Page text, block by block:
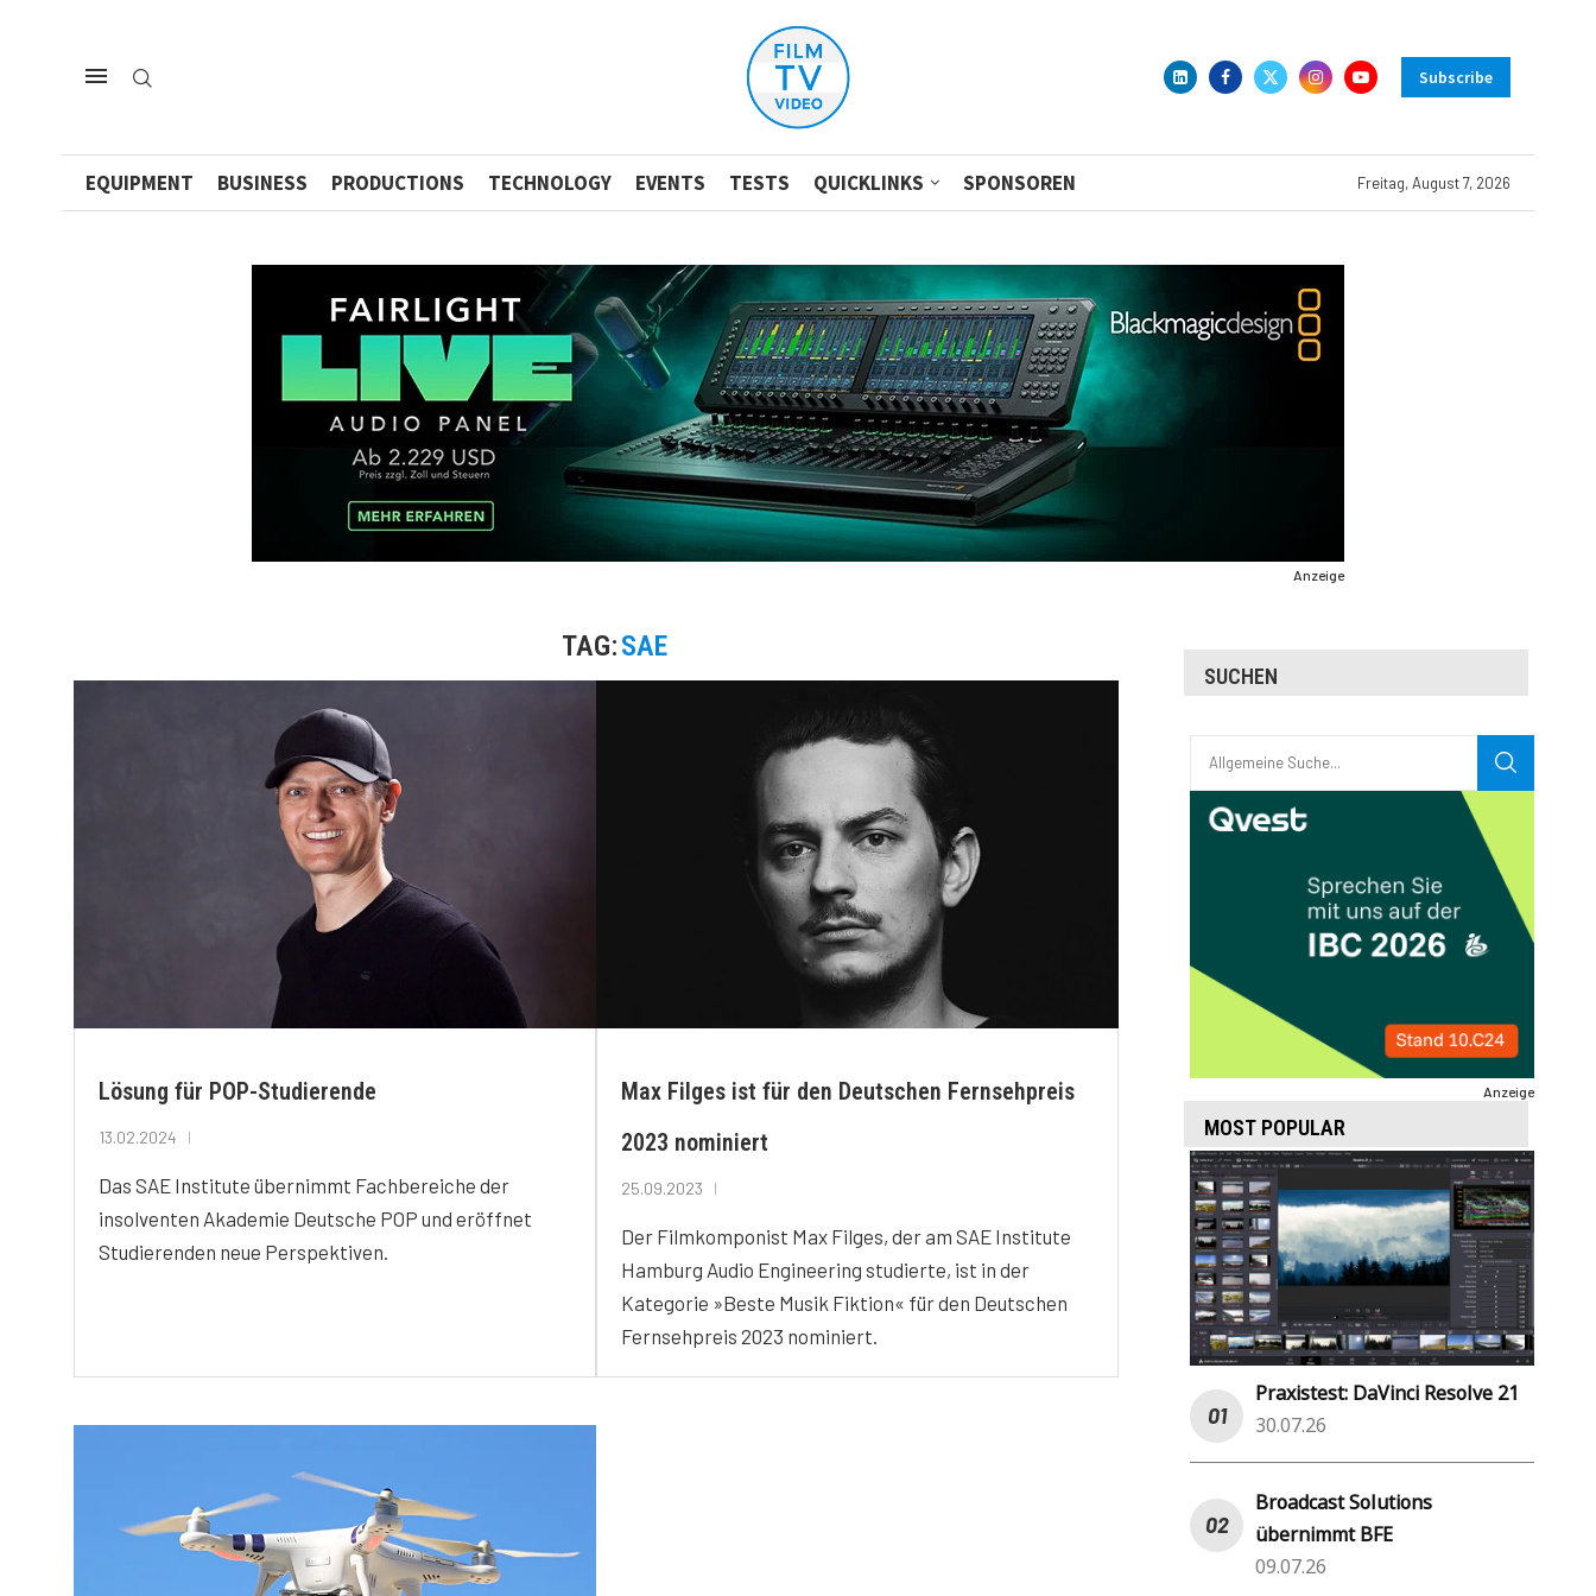
Subscribe
EQUIPMENT BUSINESS PRODUCTIONS TECHNOLOGY EVENTS TESTS QUICKLINKS SPONSOREN Freitag, August 7, 2026
Anzeige
TAG:SAE
Lösung für POP-Studierende
13.02.2024
Das SAE Institute übernimmt Fachbereiche der
insolventen Akademie Deutsche POP und eröffnet
Studierenden neue Perspektiven.
Max Filges ist für den Deutschen Fernsehpreis
2023 nominiert
25.09.2023
Der Filmkomponist Max Filges, der am SAE Institute
Hamburg Audio Engineering studierte, ist in der
Kategorie »Beste Musik Fiktion« für den Deutschen
Fernsehpreis 2023 nominiert.
SUCHEN
Anzeige
MOST POPULAR
Praxistest: DaVinci Resolve 21
30.07.26
Broadcast Solutions
übernimmt BFE
09.07.26